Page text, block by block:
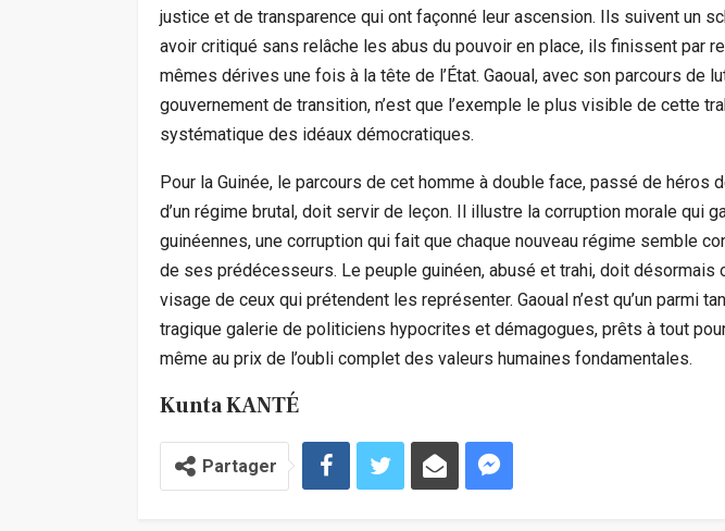
justice et de transparence qui ont façonné leur ascension. Ils suivent un
avoir critiqué sans relâche les abus du pouvoir en place, ils finissent par
mêmes dérives une fois à la tête de l’État. Gaoual, avec son parcours de
gouvernement de transition, n’est que l’exemple le plus visible de cette
systématique des idéaux démocratiques.
Pour la Guinée, le parcours de cet homme à double face, passé de héros
d’un régime brutal, doit servir de leçon. Il illustre la corruption morale qui
guinéennes, une corruption qui fait que chaque nouveau régime semble
de ses prédécesseurs. Le peuple guinéen, abusé et trahi, doit désormais
visage de ceux qui prétendent les représenter. Gaoual n’est qu’un parmi
tragique galerie de politiciens hypocrites et démagogues, prêts à tout pour
même au prix de l’oubli complet des valeurs humaines fondamentales.
Kunta KANTÉ
Partager